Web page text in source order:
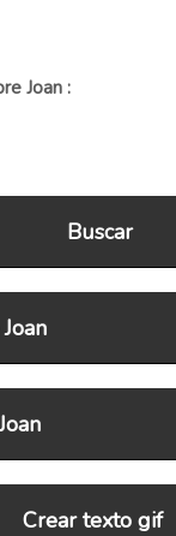
Joan :
Crear texto gif